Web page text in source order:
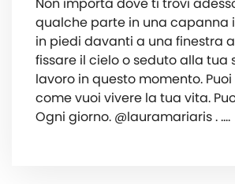
Non importa dove ti trovi
qualche parte in una capanna
in piedi davanti a una finestra
fissare il cielo o seduto alla tua
lavoro in questo momento.
come vuoi vivere la tua vita.
Ogni giorno. @lauramariaris . .…